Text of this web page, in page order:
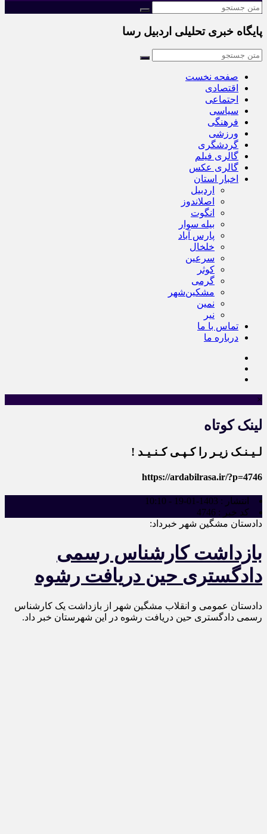
پایگاه خبری تحلیلی اردبیل رسا
صفحه نخست
اقتصادی
اجتماعی
سیاسی
فرهنگی
ورزشی
گردشگری
گالری فیلم
گالری عکس
اخبار استان
اردبیل
اصلاندوز
انگوت
بیله سوار
پارس آباد
خلخال
سرعین
کوثر
گرمی
مشکین‌شهر
نمین
نیر
تماس با ما
درباره ما
×
لینک کوتاه
لـیـنـک زیـر را کـپـی کـنـیـد !
https://ardabilrasa.ir/?p=4746
انتشار : 1403-01-19 - 10:10
کد خبر : 4746
دادستان مشگین شهر خبرداد:
بازداشت کارشناس رسمی
دادگستری حین دریافت رشوه
دادستان عمومی و انقلاب مشگین شهر از بازداشت یک کارشناس
رسمی دادگستری حین دریافت رشوه در این شهرستان خبر داد.